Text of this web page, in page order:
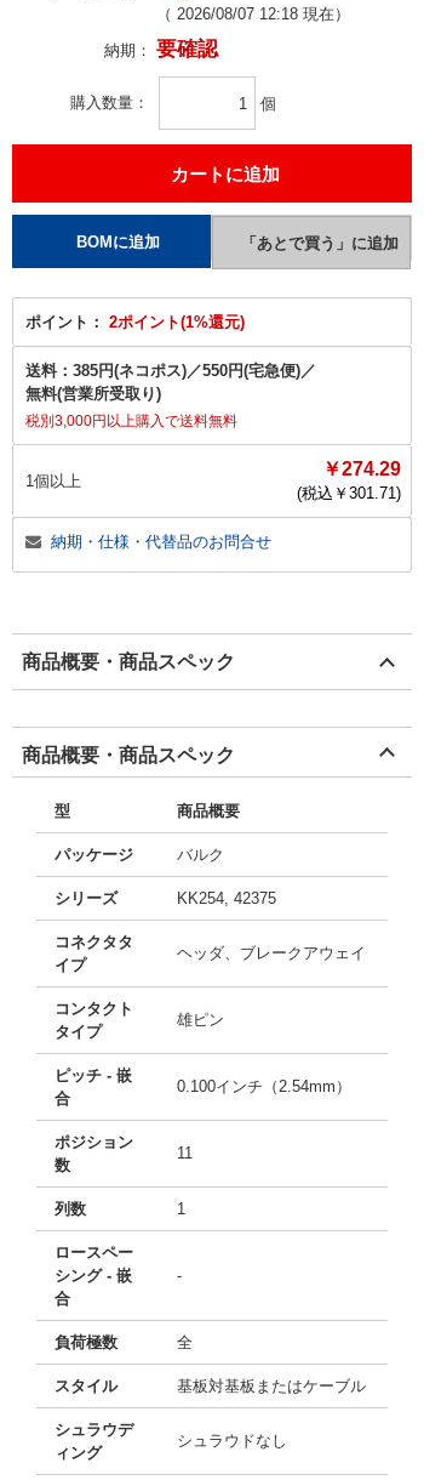
（ 2026/08/07 12:18 現在）
納期： 要確認
購入数量 個
ポイント： 2ポイント(1%還元)
送料： 385円(ネコポス)／550円(宅急便)／
無料(営業所受取り)
税別3,000円以上購入で送料無料
1個以上
￥274.29
(税込￥ 301.71)
納期・仕様・代替品のお問合せ
商品概要・商品スペック
商品概要・商品スペック
型 商品概要
パッケージ バルク
シリーズ KK254, 42375
コネクタタ
イプ
ヘッダ、ブレークアウェイ
コンタクト
タイプ
雄ピン
ピッチ - 嵌
合
0.100インチ（2.54mm）
ポジション
数
11
列数 1
ロースペー
シング - 嵌
合
-
負荷極数 全
スタイル 基板対基板またはケーブル
シュラウデ
ィング
シュラウドなし